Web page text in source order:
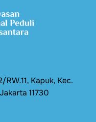
Kapuk, Kec.
11730